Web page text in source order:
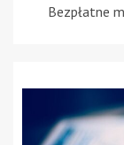
Bezpłatne